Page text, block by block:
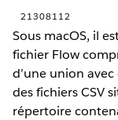
21308112
Sous macOS, il
fichier Flow
d’une union
des fichiers CSV
répertoire